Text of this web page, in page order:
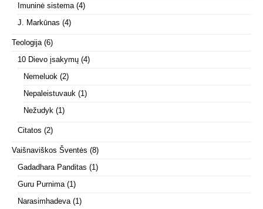
Imuninė sistema (4)
J. Markūnas (4)
Teologija (6)
10 Dievo įsakymų (4)
Nemeluok (2)
Nepaleistuvauk (1)
Nežudyk (1)
Citatos (2)
Vaišnaviškos Šventės (8)
Gadadhara Panditas (1)
Guru Purnima (1)
Narasimhadeva (1)